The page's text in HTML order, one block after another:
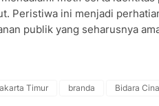
Peristiwa ini menjadi
publik yang seharusnya
Timur branda Bidara Cina